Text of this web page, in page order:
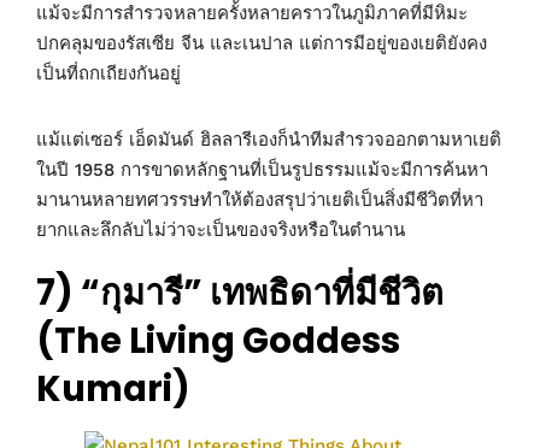
แม้จะมีการสำรวจหลายครั้งหลายคราวในภูมิภาคที่มีหิมะ
ปกคลุมของรัสเซีย จีน และเนปาล แต่การมีอยู่ของเยติยังคง
เป็นที่ถกเถียงกันอยู่
แม้แต่เซอร์ เอ็ดมันด์ ฮิลลารีเองก็นำทีมสำรวจออกตามหาเยติ
ในปี 1958 การขาดหลักฐานที่เป็นรูปธรรมแม้จะมีการค้นหา
มานานหลายทศวรรษทำให้ต้องสรุปว่าเยติเป็นสิ่งมีชีวิตที่หา
ยากและลึกลับไม่ว่าจะเป็นของจริงหรือในตำนาน
7) “กุมารี” เทพธิดาที่มีชีวิต
(The Living Goddess
Kumari)